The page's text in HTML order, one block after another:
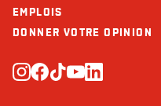
EMPLOIS
DONNER VOTRE OPINION